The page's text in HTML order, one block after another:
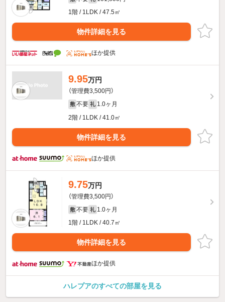
1階 / 1LDK / 47.5㎡
物件詳細を見る
ほか提供
9.95万円
（管理費3,500円）
敷 不要 礼 1.0ヶ月
2階 / 1LDK / 41.0㎡
物件詳細を見る
ほか提供
9.75万円
（管理費3,500円）
敷 不要 礼 1.0ヶ月
1階 / 1LDK / 40.7㎡
物件詳細を見る
ほか提供
ハレプアのすべての部屋を見る